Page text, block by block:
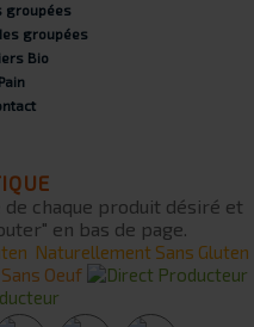
groupées
groupées
Bio
Pain
chaque produit désiré et
en bas de page.
Naturellement Sans Gluten
Sans Oeuf